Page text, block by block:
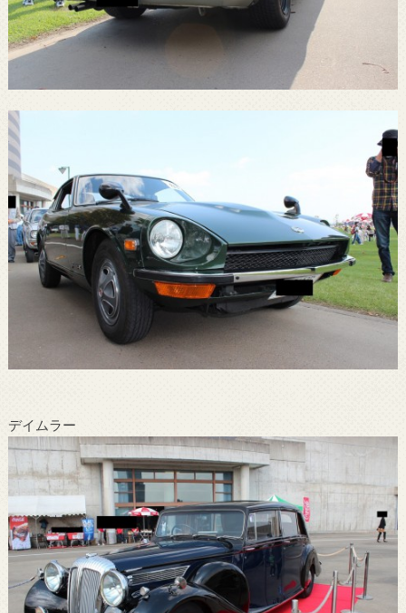
デイムラー